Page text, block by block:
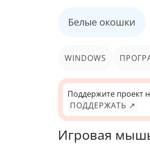
Белые окошки
WINDOWS
Поддержите проект
ПОДДЕРЖАТЬ ↗
Игровая